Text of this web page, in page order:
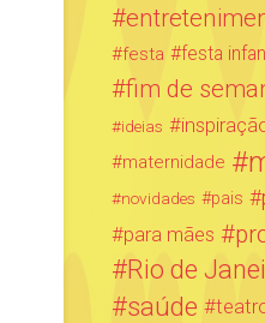
festa festa
fim de
ideias
maternidade
novidades pais
para mães
Rio de
saúde